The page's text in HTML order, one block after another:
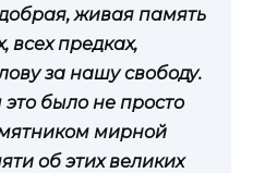
живая память
всех предках,
за нашу свободу.
это было не просто
мирной
об этих великих